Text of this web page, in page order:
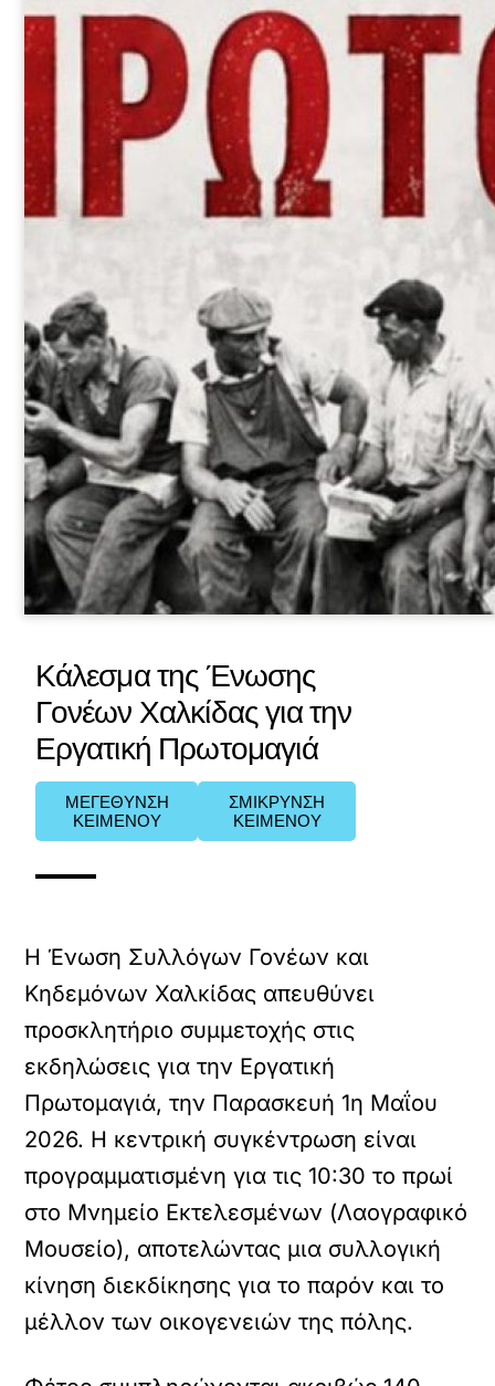
Κάλεσμα της Ένωσης
Γονέων Χαλκίδας για την
Εργατική Πρωτομαγιά
ΜΕΓΕΘΥΝΣΗ
ΚΕΙΜΕΝΟΥ
ΣΜΙΚΡΥΝΣΗ
ΚΕΙΜΕΝΟΥ
Η Ένωση Συλλόγων Γονέων και
Κηδεμόνων Χαλκίδας απευθύνει
προσκλητήριο συμμετοχής στις
εκδηλώσεις για την Εργατική
Πρωτομαγιά, την Παρασκευή 1η Μαΐου
2026. Η κεντρική συγκέντρωση είναι
προγραμματισμένη για τις 10:30 το πρωί
στο Μνημείο Εκτελεσμένων (Λαογραφικό
Μουσείο), αποτελώντας μια συλλογική
κίνηση διεκδίκησης για το παρόν και το
μέλλον των οικογενειών της πόλης.